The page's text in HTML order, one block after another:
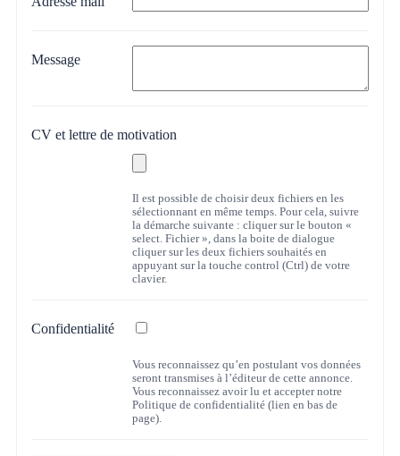
Message
CV et lettre de motivation
Il est possible de choisir deux fichiers en les
sélectionnant en même temps. Pour cela, suivre
la démarche suivante : cliquer sur le bouton «
select. Fichier », dans la boite de dialogue
cliquer sur les deux fichiers souhaités en
appuyant sur la touche control (Ctrl) de votre
clavier.
Confidentialité
Vous reconnaissez qu’en postulant vos données
seront transmises à l’éditeur de cette annonce.
Vous reconnaissez avoir lu et accepter notre
Politique de confidentialité (lien en bas de
page).